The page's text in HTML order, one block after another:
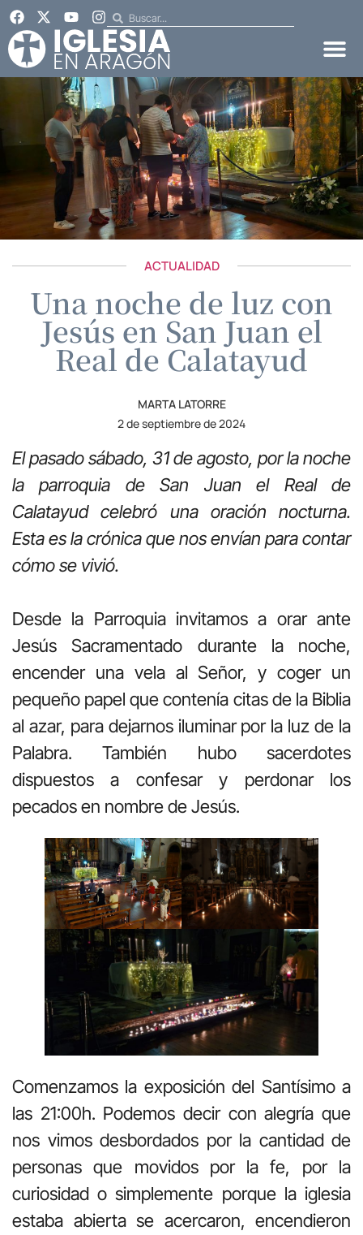
ACTUALIDAD
Una noche de luz con
Jesús en San Juan el
Real de Calatayud
MARTA LATORRE
2 de septiembre de 2024
El pasado sábado, 31 de agosto, por la noche
la parroquia de San Juan el Real de
Calatayud celebró una oración nocturna.
Esta es la crónica que nos envían para contar
cómo se vivió.
Desde la Parroquia invitamos a orar ante
Jesús Sacramentado durante la noche,
encender una vela al Señor, y coger un
pequeño papel que contenía citas de la Biblia
al azar, para dejarnos iluminar por la luz de la
Palabra. También hubo sacerdotes
dispuestos a confesar y perdonar los
pecados en nombre de Jesús.
Comenzamos la exposición del Santísimo a
las 21:00h. Podemos decir con alegría que
nos vimos desbordados por la cantidad de
personas que movidos por la fe, por la
curiosidad o simplemente porque la iglesia
estaba abierta se acercaron, encendieron